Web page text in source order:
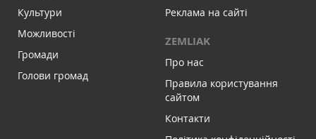
Культури
Можливості
Громади
Голови громад
Реклама на сайті
ZEMLIAK
Про нас
Правила користування
сайтом
Контакти